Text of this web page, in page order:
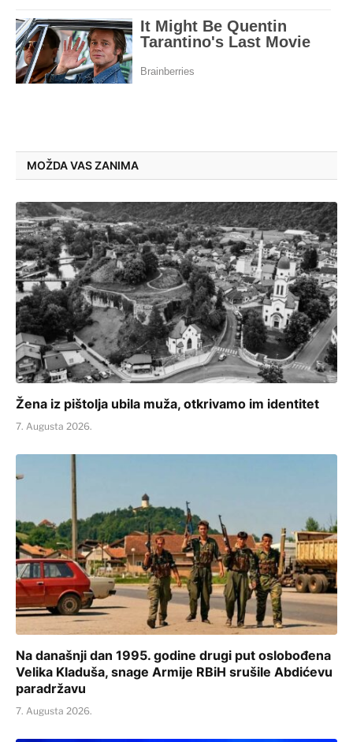
MOŽDA VAS ZANIMA
Žena iz pištolja ubila muža, otkrivamo im identitet
7. Augusta 2026.
Na današnji dan 1995. godine drugi put oslobođena
Velika Kladuša, snage Armije RBiH srušile Abdićevu
paradržavu
7. Augusta 2026.